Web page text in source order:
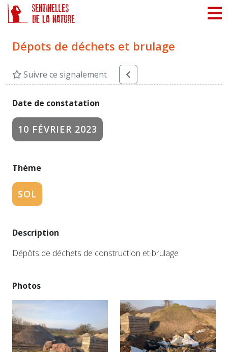
Dépots de déchets et brulage
Suivre ce signalement
Date de constatation
10 FÉVRIER 2023
Thème
SOL
Description
Dépôts de déchets de construction et brulage
Photos
Panneau de gestion des cookies